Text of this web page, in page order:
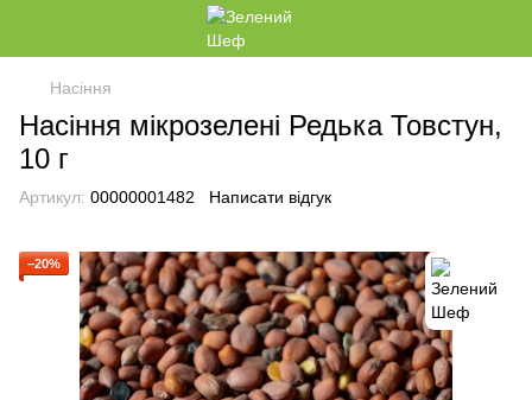
Насіння
Насіння мікрозелені Редька Товстун,
10 г
Артикул: 00000001482 Написати відгук
−20%